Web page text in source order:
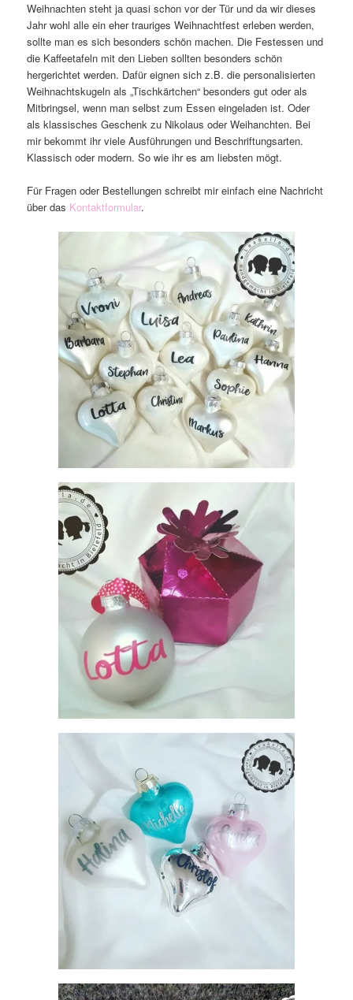
Weihnachten steht ja quasi schon vor der Tür und da wir dieses
Jahr wohl alle ein eher trauriges Weihnachtfest erleben werden,
sollte man es sich besonders schön machen. Die Festessen und
die Kaffeetafeln mit den Lieben sollten besonders schön
hergerichtet werden. Dafür eignen sich z.B. die personalisierten
Weihnachtskugeln als „Tischkärtchen“ besonders gut oder als
Mitbringsel, wenn man selbst zum Essen eingeladen ist. Oder
als klassisches Geschenk zu Nikolaus oder Weihanchten. Bei
mir bekommt ihr viele Ausführungen und Beschriftungsarten.
Klassisch oder modern. So wie ihr es am liebsten mögt.
Für Fragen oder Bestellungen schreibt mir einfach eine Nachricht
über das Kontaktformular.